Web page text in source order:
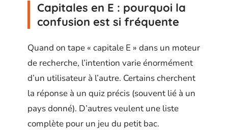
Capitales en E : pourquoi la
confusion est si fréquente
Quand on tape « capitale E » dans un moteur
de recherche, l’intention varie énormément
d’un utilisateur à l’autre. Certains cherchent
la réponse à un quiz précis (souvent lié à un
pays donné). D’autres veulent une liste
complète pour un jeu du petit bac.